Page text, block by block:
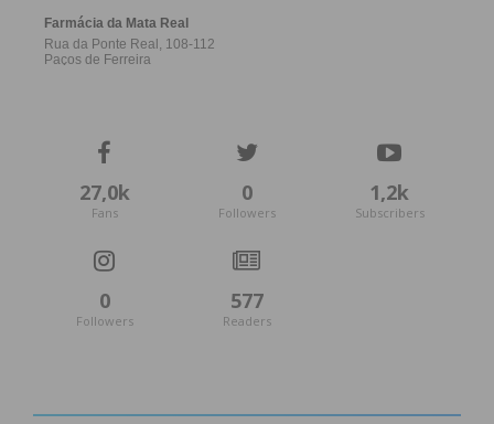
27,0k
Fans
0
Followers
1,2k
Subscribers
0
Followers
577
Readers